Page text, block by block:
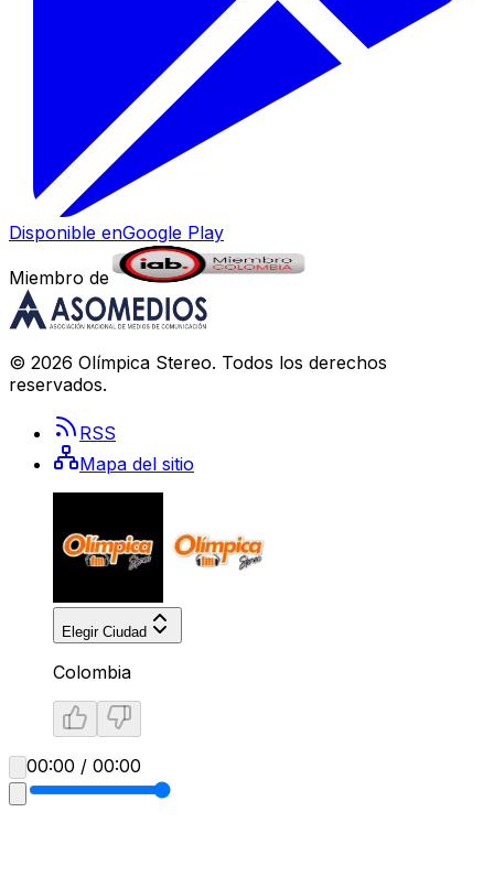
Disponible enGoogle Play
Miembro de
© 2026 Olímpica Stereo. Todos los derechos
reservados.
RSS
Mapa del sitio
Elegir Ciudad
Colombia
00:00 / 00:00